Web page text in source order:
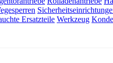
Ersatzteile Werkzeug